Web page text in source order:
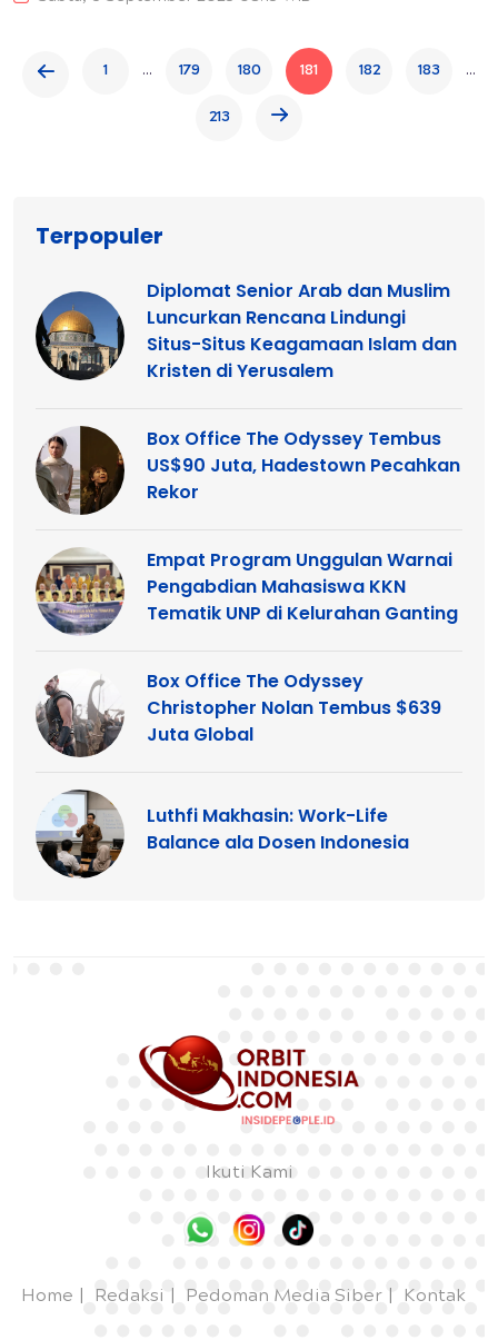
1 ... 179 180 181 182 183 ...
213
Terpopuler
Diplomat Senior Arab dan Muslim
Luncurkan Rencana Lindungi
Situs-Situs Keagamaan Islam dan
Kristen di Yerusalem
Box Office The Odyssey Tembus
US$90 Juta, Hadestown Pecahkan
Rekor
Empat Program Unggulan Warnai
Pengabdian Mahasiswa KKN
Tematik UNP di Kelurahan Ganting
Box Office The Odyssey
Christopher Nolan Tembus $639
Juta Global
Luthfi Makhasin: Work-Life
Balance ala Dosen Indonesia
Ikuti Kami
Home Redaksi Pedoman Media Siber Kontak